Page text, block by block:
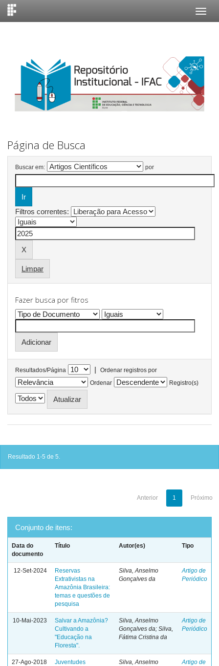
Página de Busca
Buscar em: por
Filtros correntes:
Limpar
Fazer busca por fitros
Resultados/Página |
Ordenar registros por
Ordenar
Registro(s)
Resultado 1-5 de 5.
Anterior 1 Próximo
Conjunto de itens:
Data do
documento
Título Autor(es) Tipo
12-Set-2024
Reservas
Extrativistas na
Amazônia Brasileira:
temas e questões de
pesquisa
Silva, Anselmo
Gonçalves da
Artigo de
Periódico
10-Mai-2023
Salvar a Amazônia?
Cultivando a
"Educação na
Floresta".
Silva, Anselmo
Gonçalves da; Silva,
Fátima Cristina da
Artigo de
Periódico
27-Ago-2018
Juventudes
Silva, Anselmo
Artigo de